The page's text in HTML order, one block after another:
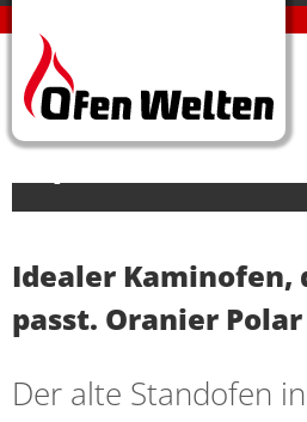
OFENWELTEN KÜBLIS PROJEKTE
Kaminofen
Idealer Kaminofen,
passt. Oranier Polar
Der alte Standofen